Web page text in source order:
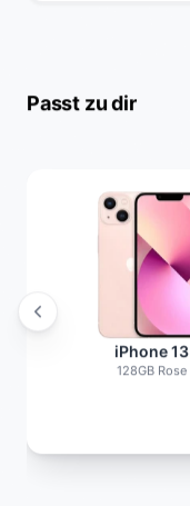
Passt zu dir
iPhone 13
128GB Rose